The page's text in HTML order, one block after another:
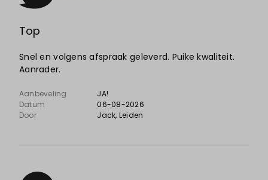
Top
Snel en volgens afspraak geleverd. Puike kwaliteit.
Aanrader.
Aanbeveling
JA!
Datum
06-08-2026
Door
Jack, Leiden